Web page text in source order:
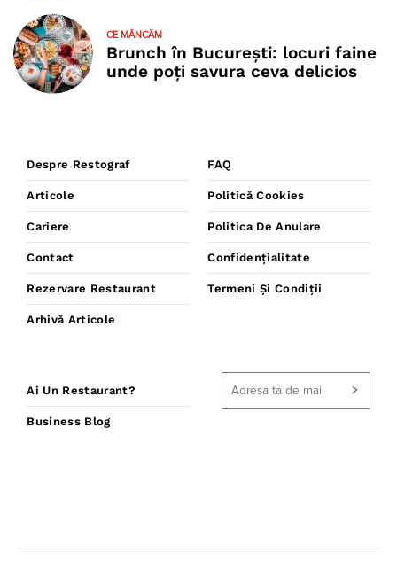
CE MÂNCĂM
Brunch în București: locuri faine
unde poţi savura ceva delicios
Despre Restograf
Articole
Cariere
Contact
Rezervare Restaurant
Arhivă Articole
FAQ
Politică Cookies
Politica De Anulare
Confidențialitate
Termeni Și Condiții
Ai Un Restaurant?
Business Blog